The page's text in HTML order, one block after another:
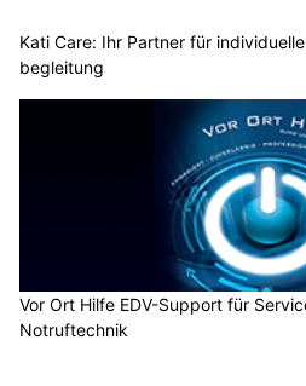
Kati Care: Ihr Partner für
begleitung
Vor Ort Hilfe EDV-Support für
Notruftechnik